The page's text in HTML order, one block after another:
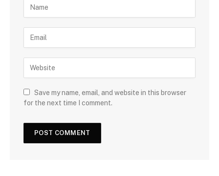
Save my name, email, and website in this browser
for the next time I comment.